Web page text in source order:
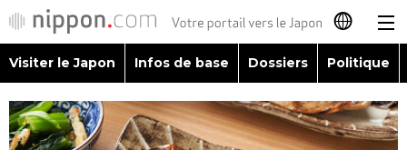
日本語
English
Visiter le Japon Infos de base Dossiers Politique